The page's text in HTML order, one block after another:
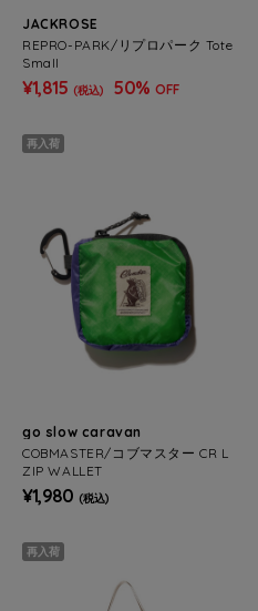
JACKROSE
REPRO-PARK/リプロパーク Tote
Small
¥1,815 (税込) 50% OFF
再入荷
go slow caravan
COBMASTER/コブマスター CR L
ZIP WALLET
¥1,980 (税込)
再入荷